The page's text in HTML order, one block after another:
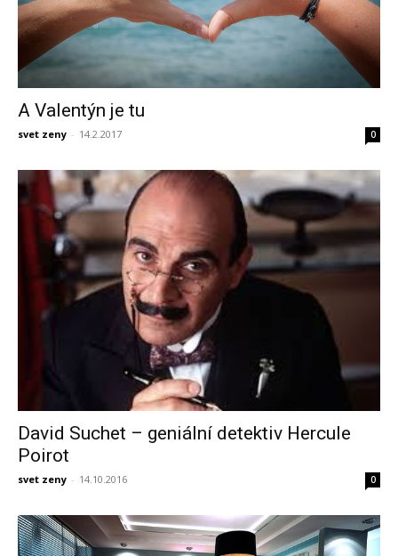
A Valentýn je tu
svet zeny - 14.2.2017 0
David Suchet – geniální detektiv Hercule
Poirot
svet zeny - 14.10.2016 0